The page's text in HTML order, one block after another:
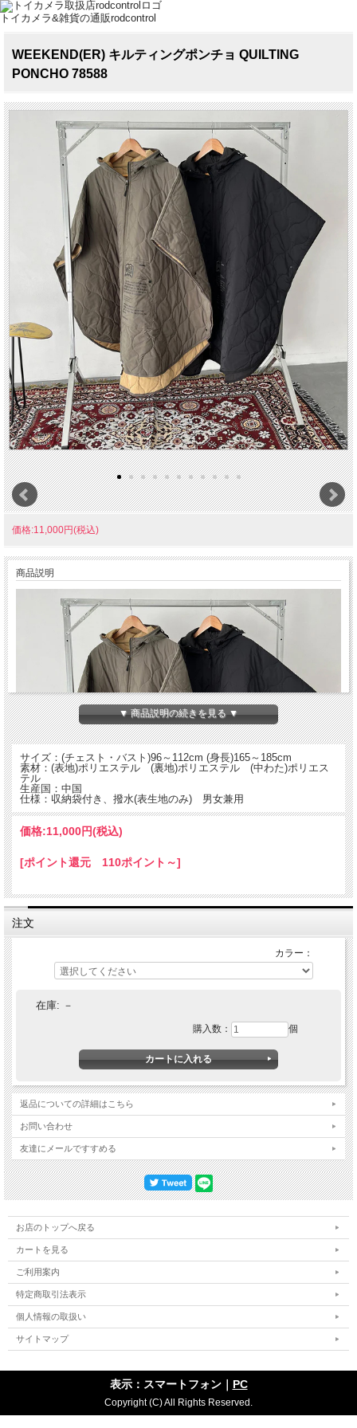
トイカメラ&雑貨の通販rodcontrol
WEEKEND(ER) キルティングポンチョ QUILTING
PONCHO 78588
価格:11,000円(税込)
商品説明
撥水加工された生地にキルティングを施した秋冬用ポンチョ。
キャンプやちょっと自転車に乗るときなどガバッと羽織れるサイジングです。
撥水加工された艶をおさえたマットな薄手のポリエステル生地の表生地と、滑りの
良いツルッとした裏生地の間に60gのポリエステル綿を挟んで、瓢箪型にキルトし
た軽快な素材を使用。
い機能も充実。
ヴィンテージのアウトドアウェアにあるような、フードの深さを調節するベルトが
夜間など視認性を高める反射素材のパッチが後ろ裾に付属。
▼ 商品説明の続きを見る ▼
サイズ：(チェスト・バスト)96～112cm (身長)165～185cm
素材：(表地)ポリエステル (裏地)ポリエステル (中わた)ポリエス
テル
生産国：中国
仕様：収納袋付き、撥水(表生地のみ) 男女兼用
価格:11,000円(税込)
[ポイント還元 110ポイント～]
注文
カラー：
在庫: －
購入数： 個
返品についての詳細はこちら
お問い合わせ
友達にメールですすめる
お店のトップへ戻る
カートを見る
ご利用案内
特定商取引法表示
個人情報の取扱い
サイトマップ
表示：スマートフォン｜ PC
Copyright (C) All Rights Reserved.